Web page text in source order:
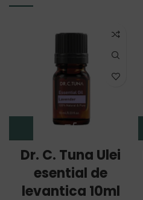
Dr. C. Tuna Ulei
esential de
levantica 10ml